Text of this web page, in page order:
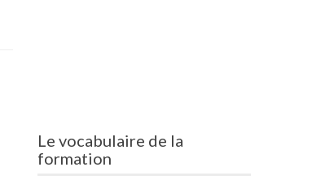
Le vocabulaire de la
formation